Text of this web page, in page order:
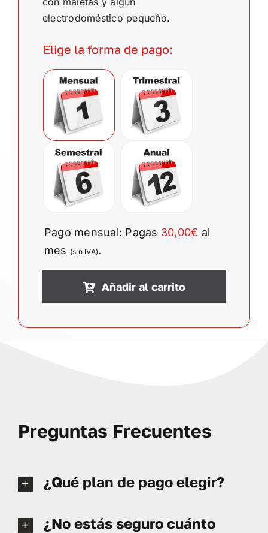
electrodoméstico pequeño.
Elige la forma de pago:
Pago mensual: Pagas 30,00€ al
mes (sin IVA).
Añadir al carrito
Preguntas Frecuentes
¿Qué plan de pago elegir?
¿No estás seguro cuánto